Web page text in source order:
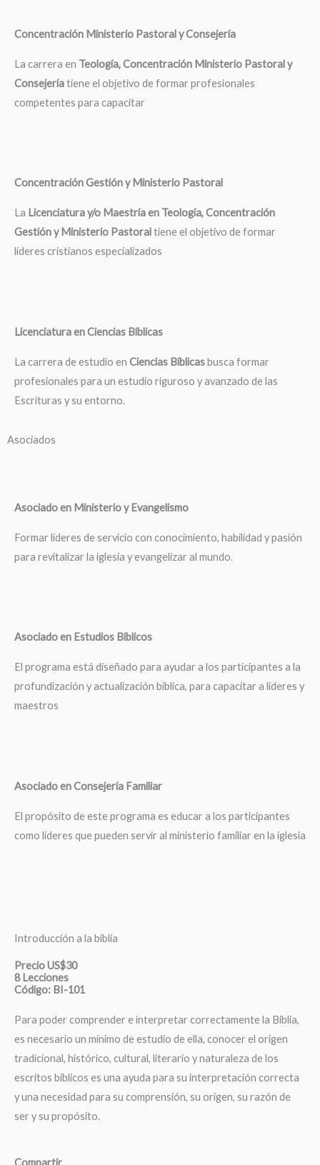
Concentración Ministerio Pastoral y Consejería
La carrera en Teología, Concentración Ministerio Pastoral y
Consejeríatiene el objetivo de formar profesionales
competentes para capacitar
Concentración Gestión y Ministerio Pastoral
La Licenciatura y/o Maestría en Teología, Concentración
Gestión y Ministerio Pastoraltiene el objetivo de formar
líderes cristianos especializados
Licenciatura en Ciencias Bíblicas
La carrera de estudio en Ciencias Bíblicasbusca formar
profesionales para un estudio riguroso y avanzado de las
Escrituras y su entorno.
Asociados
Asociado en Ministerio y Evangelismo
Formar líderes de servicio con conocimiento, habilidad y pasión
para revitalizar la iglesia y evangelizar al mundo.
Asociado en Estudios Bíblicos
El programa está diseñado para ayudar a los participantes a la
profundización y actualización bíblica, para capacitar a líderes y
maestros
Asociado en Consejería Familiar
El propósito de este programa es educar a los participantes
como líderes que pueden servir al ministerio familiar en la iglesia
Introducción a la biblia
Precio US$30
8 Lecciones
Código: BI-101
Para poder comprender e interpretar correctamente la Biblia,
es necesario un mínimo de estudio de ella, conocer el origen
tradicional, histórico, cultural, literario y naturaleza de los
escritos bíblicos es una ayuda para su interpretación correcta
y una necesidad para su comprensión, su origen, su razón de
ser y su propósito.